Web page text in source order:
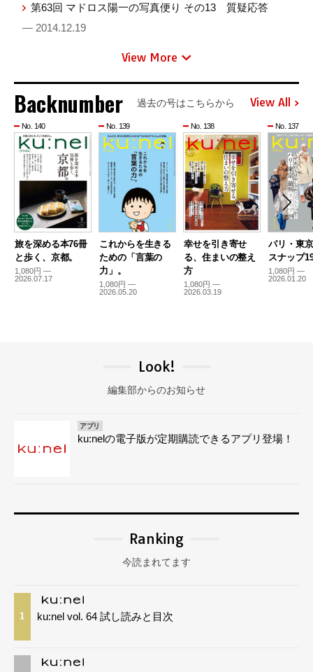
第63回 マドロス陽一の写真便り その13 質疑応答
— 2014.12.19
View More
Backnumber 過去の号はこちらから View All
No. 140
旅を深める本76冊
と歩く、京都。
1,080円 —
2026.07.17
No. 139
これからを生きる
ための「言葉の
力」。
1,080円 —
2026.05.20
No. 138
幸せを引き寄せ
る、住まいの整え
方
1,080円 —
2026.03.19
No. 137
パリ・東
スナップ
1,080円 —
2026.01.20
Look!
編集部からのお知らせ
アプリ
ku:nelの電子版が定期購読できるアプリ登場！
Ranking
今読まれてます
1 ku:nel vol. 64 試し読みと目次